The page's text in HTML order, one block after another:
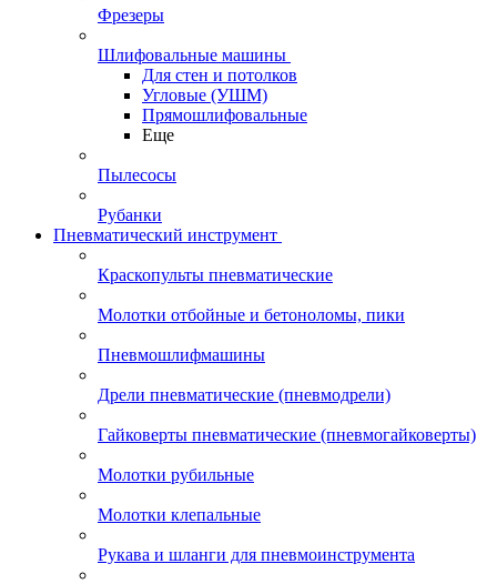
Фрезеры
Шлифовальные машины
Для стен и потолков
Угловые (УШМ)
Прямошлифовальные
Еще
Пылесосы
Рубанки
Пневматический инструмент
Краскопульты пневматические
Молотки отбойные и бетоноломы, пики
Пневмошлифмашины
Дрели пневматические (пневмодрели)
Гайковерты пневматические (пневмогайковерты)
Молотки рубильные
Молотки клепальные
Рукава и шланги для пневмоинструмента